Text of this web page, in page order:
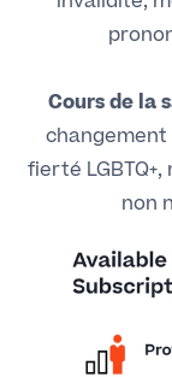
Cours de la
changement
fierté
non